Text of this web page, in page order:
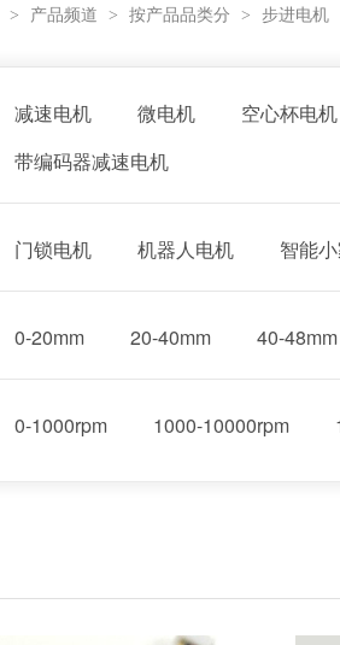
> 产品频道 > 按产品品类分 > 步进电机
减速电机 微电机 空心杯电机
带编码器减速电机
门锁电机 机器人电机 智能
0-20mm 20-40mm 40-48mm
0-1000rpm 1000-10000rpm